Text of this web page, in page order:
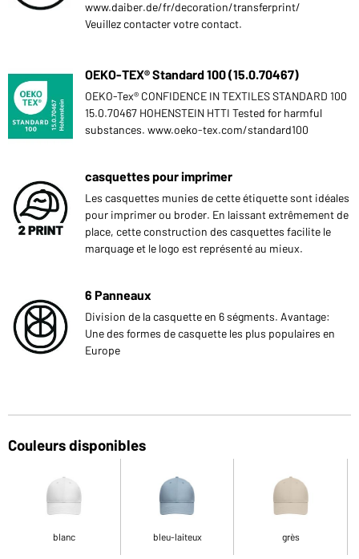
www.daiber.de/fr/decoration/transferprint/
Veuillez contacter votre contact.
OEKO-TEX® Standard 100 (15.0.70467)
OEKO-Tex® CONFIDENCE IN TEXTILES STANDARD 100
15.0.70467 HOHENSTEIN HTTI Tested for harmful
substances. www.oeko-tex.com/standard100
casquettes pour imprimer
Les casquettes munies de cette étiquette sont idéales
pour imprimer ou broder. En laissant extrêmement de
place, cette construction des casquettes facilite le
marquage et le logo est représenté au mieux.
6 Panneaux
Division de la casquette en 6 ségments. Avantage:
Une des formes de casquette les plus populaires en
Europe
Couleurs disponibles
blanc bleu-laiteux grès